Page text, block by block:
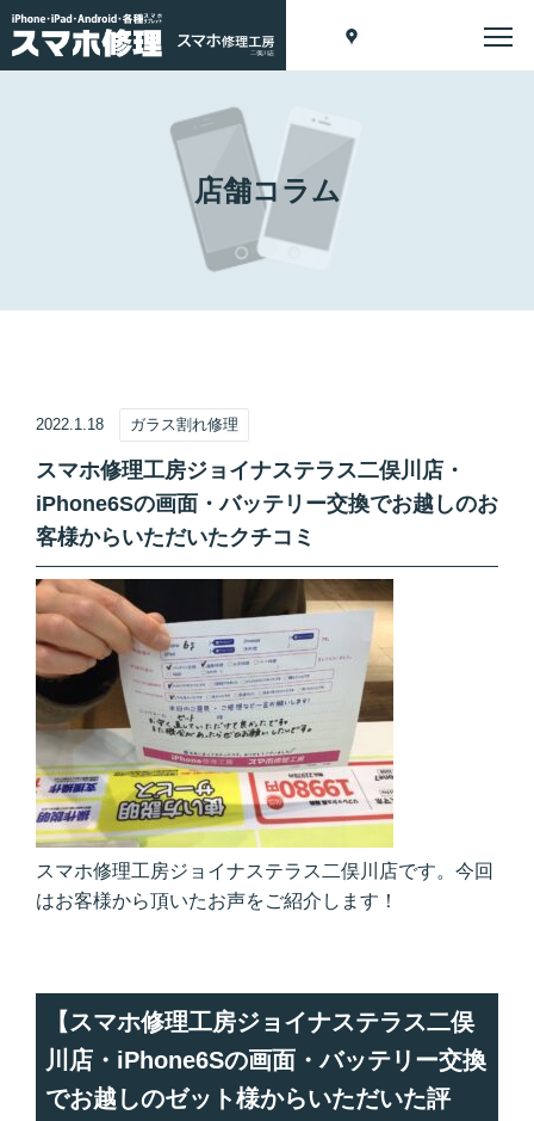
店舗コラム
2022.1.18 ガラス割れ修理
スマホ修理工房ジョイナステラス二俣川店・
iPhone6Sの画面・バッテリー交換でお越しのお
客様からいただいたクチコミ
スマホ修理工房ジョイナステラス二俣川店です。今回
はお客様から頂いたお声をご紹介します！
【スマホ修理工房ジョイナステラス二俣
川店・iPhone6Sの画面・バッテリー交換
でお越しのゼット様からいただいた評